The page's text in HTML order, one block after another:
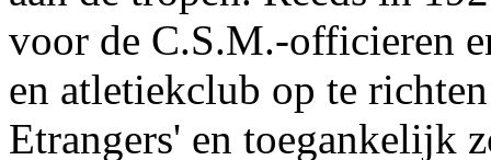
voor de C.S.M.-officieren
en atletiekclub op te
Etrangers' en toegankelijk